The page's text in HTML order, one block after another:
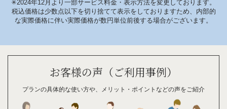
✳︎2024年12月より一部サービス料金・表示方法を変更しております。
税込価格は少数点以下を切り捨てて表示をしておりますため、内部的
な実際価格に伴い実際価格が数円単位前後する場合がございます。
お客様の声（ご利用事例）
プランの具体的な使い方や、 メリット・ ポイントなどの声をご紹介